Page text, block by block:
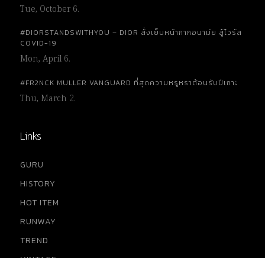
Tue, October 6.
#DIORSTANDSWITHYOU – DIOR สั่งเย็บหน้ากากอนามัย สู้ไวรัส
COVID-19
Mon, April 6.
#FR2NCK MULLER VANGUARD ที่สุดความหรูหราต้อนรับปีเถาะ
Thu, March 2.
Links
GURU
HISTORY
HOT ITEM
RUNWAY
TREND